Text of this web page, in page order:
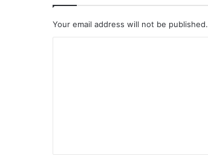
Your email address will not be published.